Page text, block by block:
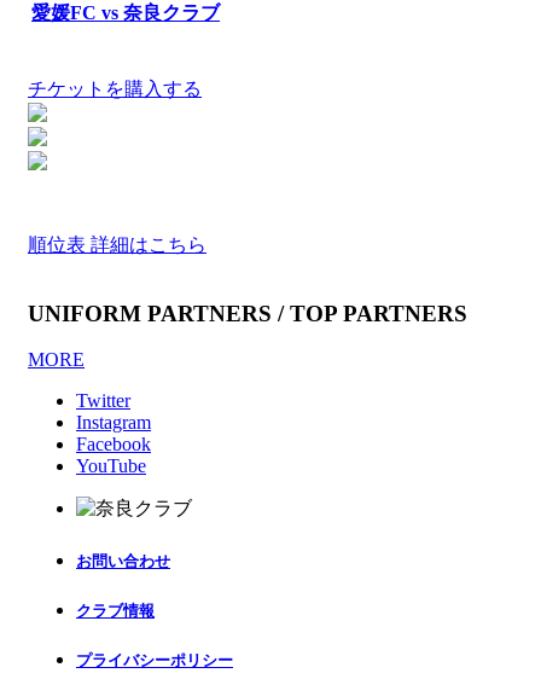
愛媛FC vs 奈良クラブ
チケットを購入する
順位表 詳細はこちら
UNIFORM PARTNERS / TOP PARTNERS
MORE
Twitter
Instagram
Facebook
YouTube
お問い合わせ
クラブ情報
プライバシーポリシー